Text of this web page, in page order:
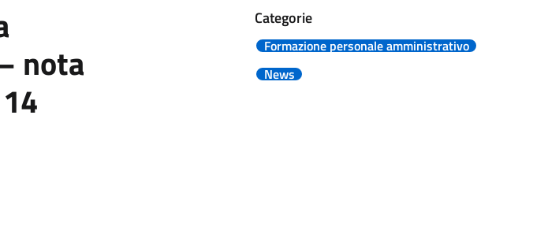
nota
Categorie
Formazione personale amministrativo
News